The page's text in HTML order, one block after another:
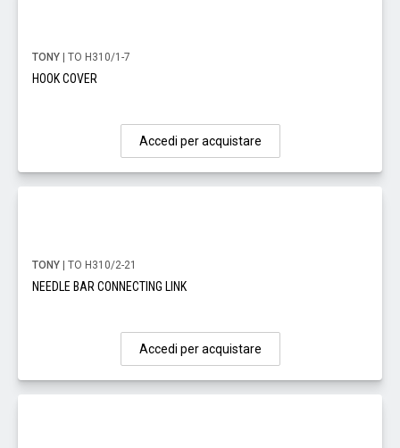
TONY | TO H310/1-7
HOOK COVER
Accedi per acquistare
TONY | TO H310/2-21
NEEDLE BAR CONNECTING LINK
Accedi per acquistare